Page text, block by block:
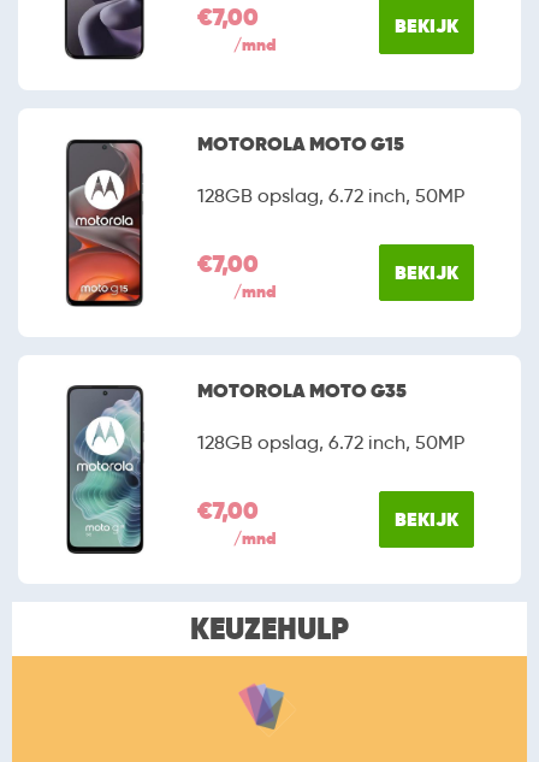
€7,00
/mnd
BEKIJK
MOTOROLA MOTO G15
128GB opslag, 6.72 inch, 50MP
€7,00
/mnd
BEKIJK
MOTOROLA MOTO G35
128GB opslag, 6.72 inch, 50MP
€7,00
/mnd
BEKIJK
KEUZEHULP